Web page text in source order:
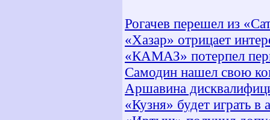
Рогачев перешел из
«Хазар» отрицает
«КАМАЗ» потерпел
Самодин нашел свою
Аршавина
«Кузня» будет играть в